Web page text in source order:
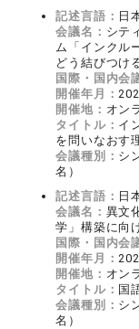
記述言語： 日
会議名： シテ
ム「インクル
どう結びつけ
国際・国内会
開催年月：
開催地： オン
タイトル： イ
を問いなおす
会議種別： シ
名）
記述言語： 日
会議名： 異文
学」構築に向
国際・国内会
開催年月：
開催地： オン
タイトル： 国
会議種別： シ
名）